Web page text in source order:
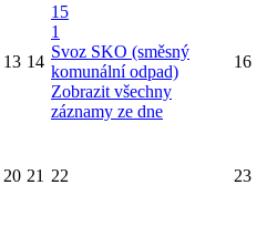
13 14
15
1
Svoz SKO (směsný
komunální odpad)
Zobrazit všechny
záznamy ze dne
16
20 21 22 23